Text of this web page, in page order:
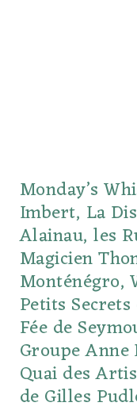
Monday’s
Imbert, La
Alainau, les
Magicien
Monténégro,
Petits
Fée de
Groupe Anne
Quai des
de Gilles